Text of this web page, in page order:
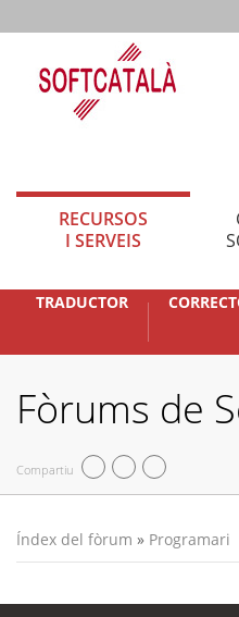
RECURSOS
I SERVEIS
TRADUCTOR
Fòrums de
Compartiu
Índex del fòrum » Programari